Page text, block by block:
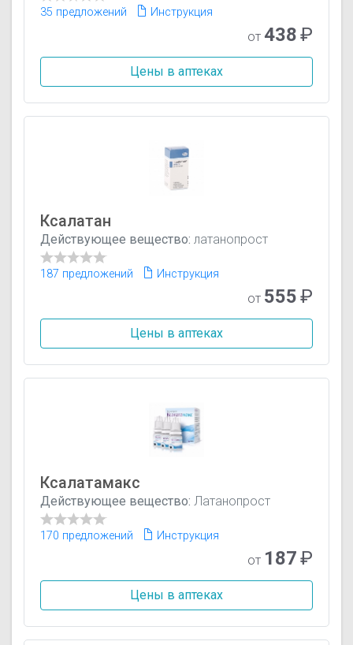
35 предложений Инструкция
от 438₽
Цены в аптеках
Ксалатан
Действующее вещество: латанопрост
187 предложений Инструкция
от 555₽
Цены в аптеках
Ксалатамакс
Действующее вещество: Латанопрост
170 предложений Инструкция
от 187₽
Цены в аптеках